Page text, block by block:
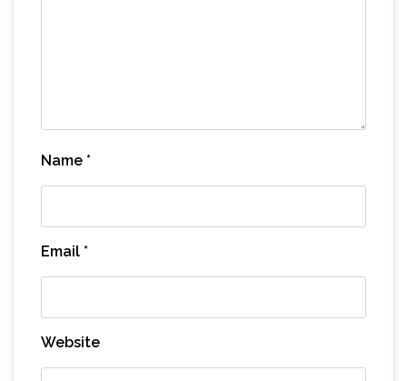
Name *
Email *
Website